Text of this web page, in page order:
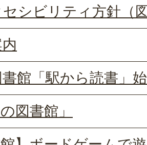
シビリティ方針（
館「駅から読書」
図書館」